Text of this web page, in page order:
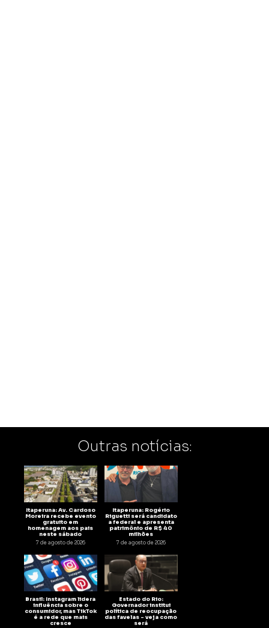
Outras notícias:
Itaperuna: Av. Cardoso
Moreira recebe evento
gratuito em
homenagem aos pais
neste sábado
7 de agosto de 2026
Itaperuna: Rogério
Riguetti será candidato
a federal e apresenta
patrimônio de R$ 40
milhões
7 de agosto de 2026
Brasil: Instagram lidera
influência sobre o
consumidor, mas TikTok
é a rede que mais
cresce
Estado do Rio:
Governador institui
política de reocupação
das favelas – veja como
será